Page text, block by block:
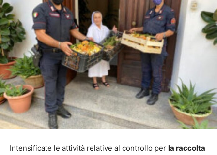
Intensificate le attività relative al controllo per la raccolta